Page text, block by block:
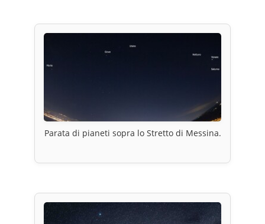
Parata di pianeti sopra lo Stretto di Messina.